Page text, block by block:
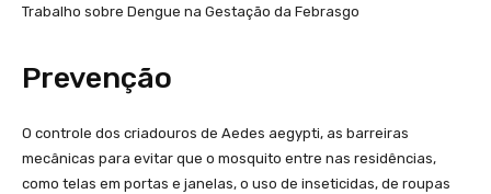
Trabalho sobre Dengue na Gestação da Febrasgo
Prevenção
O controle dos criadouros de Aedes aegypti, as barreiras
mecânicas para evitar que o mosquito entre nas residências,
como telas em portas e janelas, o uso de inseticidas, de roupas